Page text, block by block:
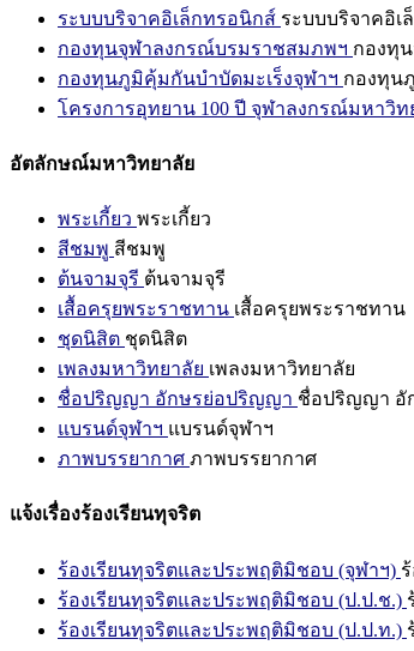
ระบบบริจาคอิเล็กทรอนิกส์ ระบบบริจาคอิเ
กองทุนจุฬาลงกรณ์บรมราชสมภพฯ กองทุ
กองทุนภูมิคุ้มกันบำบัดมะเร็งจุฬาฯ กองทุน
โครงการอุทยาน 100 ปี จุฬาลงกรณ์มหาวิท
อัตลักษณ์มหาวิทยาลัย
พระเกี้ยว พระเกี้ยว
สีชมพู สีชมพู
ต้นจามจุรี ต้นจามจุรี
เสื้อครุยพระราชทาน เสื้อครุยพระราชทาน
ชุดนิสิต ชุดนิสิต
เพลงมหาวิทยาลัย เพลงมหาวิทยาลัย
ชื่อปริญญา อักษรย่อปริญญา ชื่อปริญญา อั
แบรนด์จุฬาฯ แบรนด์จุฬาฯ
ภาพบรรยากาศ ภาพบรรยากาศ
แจ้งเรื่องร้องเรียนทุจริต
ร้องเรียนทุจริตและประพฤติมิชอบ (จุฬาฯ)
ร้องเรียนทุจริตและประพฤติมิชอบ (ป.ป.ช.)
ร้องเรียนทุจริตและประพฤติมิชอบ (ป.ป.ท.)